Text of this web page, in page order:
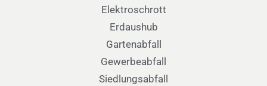
Elektroschrott
Erdaushub
Gartenabfall
Gewerbeabfall
Siedlungsabfall